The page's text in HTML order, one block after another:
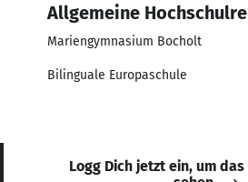
Allgemeine
Mariengymnasium Bocholt
Bilinguale Europaschule
Logg Dich jetzt ein, um